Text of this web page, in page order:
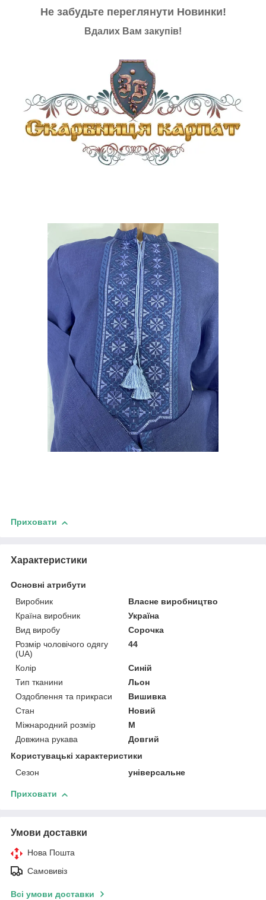
Не забудьте переглянути Новинки!
Вдалих Вам закупів!
Приховати
Характеристики
Основні атрибути
Виробник
Власне виробництво
Країна виробник
Україна
Вид виробу
Сорочка
Розмір чоловічого одягу
(UA)
44
Колір
Синій
Тип тканини
Льон
Оздоблення та прикраси
Вишивка
Стан
Новий
Міжнародний розмір
M
Довжина рукава
Довгий
Користувацькі характеристики
Сезон
універсальне
Приховати
Умови доставки
Нова Пошта
Самовивіз
Всі умови доставки